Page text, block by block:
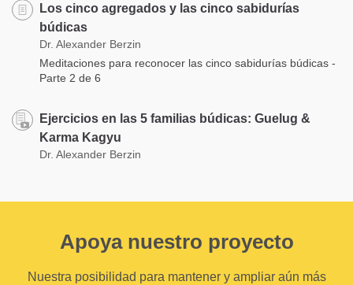
Los cinco agregados y las cinco sabidurías
búdicas
Dr. Alexander Berzin
Meditaciones para reconocer las cinco sabidurías búdicas -
Parte 2 de 6
Ejercicios en las 5 familias búdicas: Guelug &
Karma Kagyu
Dr. Alexander Berzin
Apoya nuestro proyecto
Nuestra posibilidad para mantener y ampliar aún más